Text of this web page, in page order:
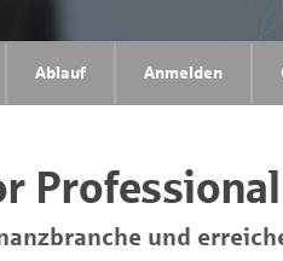
Ablauf Anmelden
und